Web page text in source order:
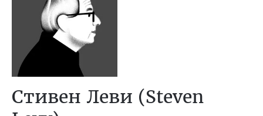
Стивен Леви (Steven